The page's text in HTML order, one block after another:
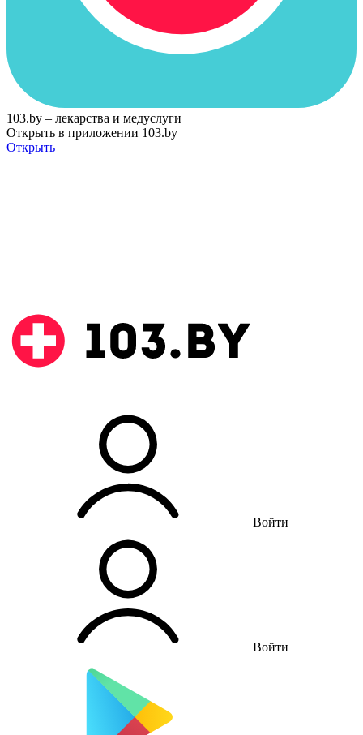
103.by – лекарства и медуслуги
Открыть в приложении 103.by
Открыть
Войти
Войти